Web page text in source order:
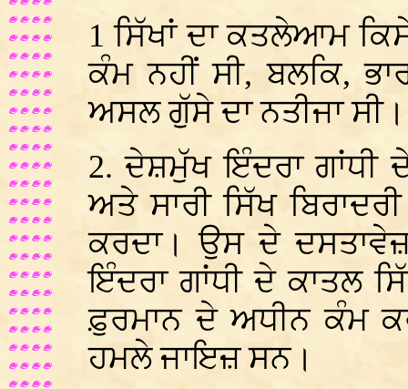
1 ਸਿੱਖਾਂ ਦਾ ਕਤਲੇਆਮ
ਕੰਮ ਨਹੀਂ ਸੀ, ਬਲਕਿ,
ਅਸਲ ਗੁੱਸੇ ਦਾ ਨਤੀਜਾ ਸੀ।
2. ਦੇਸ਼ਮੁੱਖ ਇੰਦਰਾ ਗਾਂਧੀ
ਅਤੇ ਸਾਰੀ ਸਿੱਖ
ਕਰਦਾ। ਉਸ ਦੇ
ਇੰਦਰਾ ਗਾਂਧੀ ਦੇ ਕਾਤਲ
ਫ਼ੁਰਮਾਨ ਦੇ ਅਧੀਨ ਕੰਮ
ਹਮਲੇ ਜਾਇਜ਼ ਸਨ।